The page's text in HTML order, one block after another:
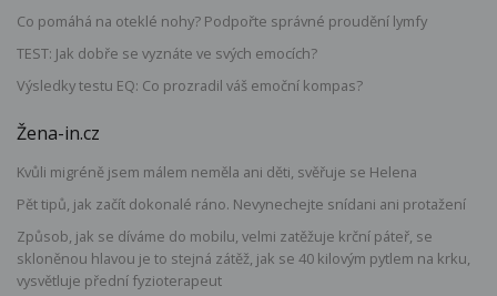
Co pomáhá na oteklé nohy? Podpořte správné proudění lymfy
TEST: Jak dobře se vyznáte ve svých emocích?
Výsledky testu EQ: Co prozradil váš emoční kompas?
Žena-in.cz
Kvůli migréně jsem málem neměla ani děti, svěřuje se Helena
Pět tipů, jak začít dokonalé ráno. Nevynechejte snídani ani protažení
Způsob, jak se díváme do mobilu, velmi zatěžuje krční páteř, se
skloněnou hlavou je to stejná zátěž, jak se 40 kilovým pytlem na krku,
vysvětluje přední fyzioterapeut